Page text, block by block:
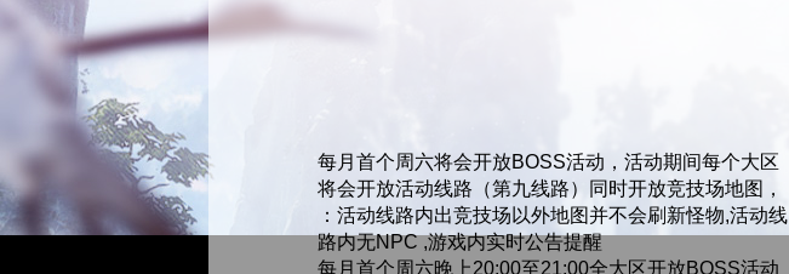
每月首个周六将会开放BOSS活动，活动期间每个大区
将会开放活动线路（第九线路）同时开放竞技场地图，
：活动线路内出竞技场以外地图并不会刷新怪物,活动线
路内无NPC ,游戏内实时公告提醒
每月首个周六晚上20:00至21:00全大区开放BOSS活动